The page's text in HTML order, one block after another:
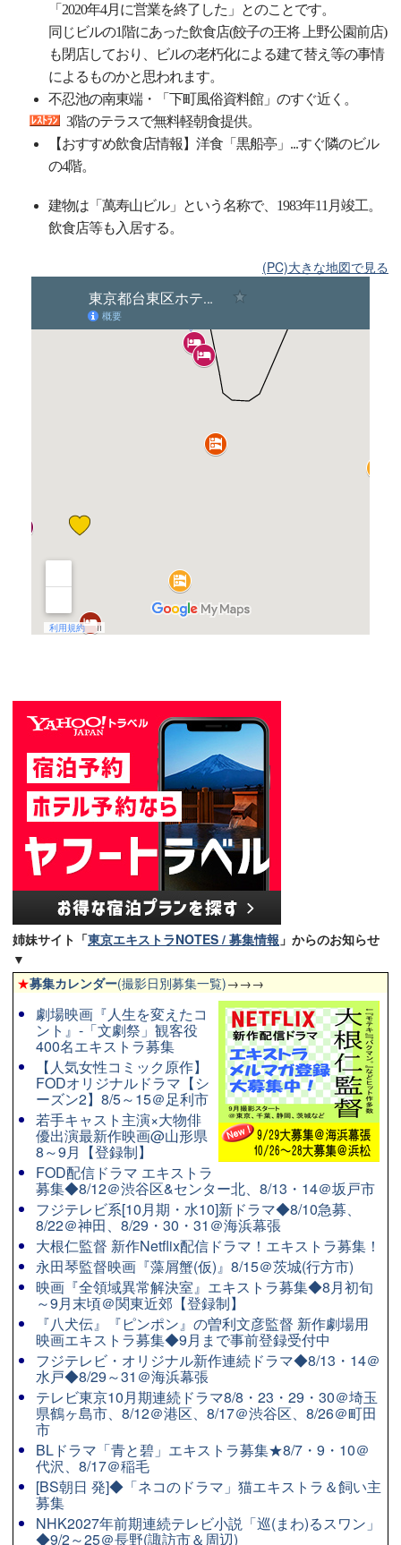
「2020年4月に営業を終了した」とのことです。
同じビルの1階にあった飲食店(餃子の王将 上野公園前店)
も閉店しており、ビルの老朽化による建て替え等の事情
によるものかと思われます。
不忍池の南東端・「下町風俗資料館」のすぐ近く。
3階のテラスで無料軽朝食提供。
【おすすめ飲食店情報】洋食「黒船亭」...すぐ隣のビル
の4階。
建物は「萬寿山ビル」という名称で、1983年11月竣工。
飲食店等も入居する。
(PC)大きな地図で見る
姉妹サイト「東京エキストラNOTES / 募集情報 」からのお知らせ
▼
★募集カレンダー(撮影日別募集一覧)→→→
劇場映画『人生を変えたコ
ント』-「文劇祭」観客役
400名エキストラ募集
【人気女性コミック原作】
FODオリジナルドラマ【シ
ーズン2】8/5～15＠足利市
若手キャスト主演×大物俳
優出演最新作映画@山形県
8～9月【登録制】
FOD配信ドラマ エキストラ
募集◆8/12＠渋谷区&センター北、8/13・14＠坂戸市
フジテレビ系[10月期・水10]新ドラマ◆8/10急募、
8/22＠神田、8/29・30・31＠海浜幕張
大根仁監督 新作Netflix配信ドラマ！エキストラ募集！
永田琴監督映画『藻屑蟹(仮)』8/15＠茨城(行方市)
映画『全領域異常解決室』エキストラ募集◆8月初旬
～9月末頃＠関東近郊【登録制】
『八犬伝』『ピンポン』の曽利文彦監督 新作劇場用
映画エキストラ募集◆9月まで事前登録受付中
フジテレビ・オリジナル新作連続ドラマ◆8/13・14＠
水戸◆8/29～31＠海浜幕張
テレビ東京10月期連続ドラマ8/8・23・29・30＠埼玉
県鶴ヶ島市、8/12＠港区、8/17＠渋谷区、8/26＠町田
市
BLドラマ「青と碧」エキストラ募集★8/7・9・10＠
代沢、8/17＠稲毛
[BS朝日 発]◆「ネコのドラマ」猫エキストラ＆飼い主
募集
NHK2027年前期連続テレビ小説「巡(まわ)るスワン」
◆9/2～25＠長野(諏訪市＆周辺)